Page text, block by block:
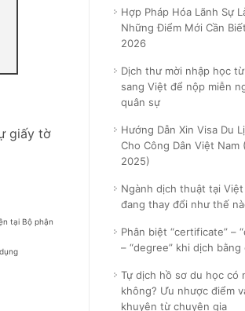
giấy tờ
tại Bộ phận
Hợp Pháp Hóa Lãnh Sự
Những Điểm Mới Cần
2026
Dịch thư mời nhập học
sang Việt để nộp miễn
quân sự
Hướng Dẫn Xin Visa Du
Cho Công Dân Việt Nam
2025)
Ngành dịch thuật tại Việt
đang thay đổi như thế
Phân biệt “certificate” –
– “degree” khi dịch bằng
Tự dịch hồ sơ du học có
không? Ưu nhược điểm
khuyên từ chuyên gia